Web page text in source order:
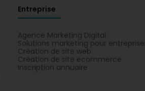
Entreprise
Agence Marketing Digital
Solutions marketing pour
Création de site web
Création de site ecommerce
Inscription annuaire